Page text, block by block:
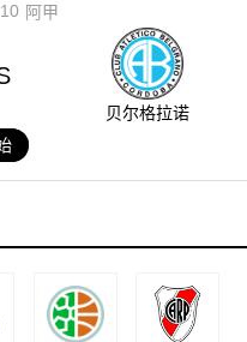
阿甲
贝尔格拉诺